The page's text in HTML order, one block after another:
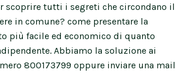
scoprire tutti i segreti che circondano il
in comune? come presentare la
più facile ed economico di quanto
Abbiamo la soluzione ai
800173799 oppure inviare una mail